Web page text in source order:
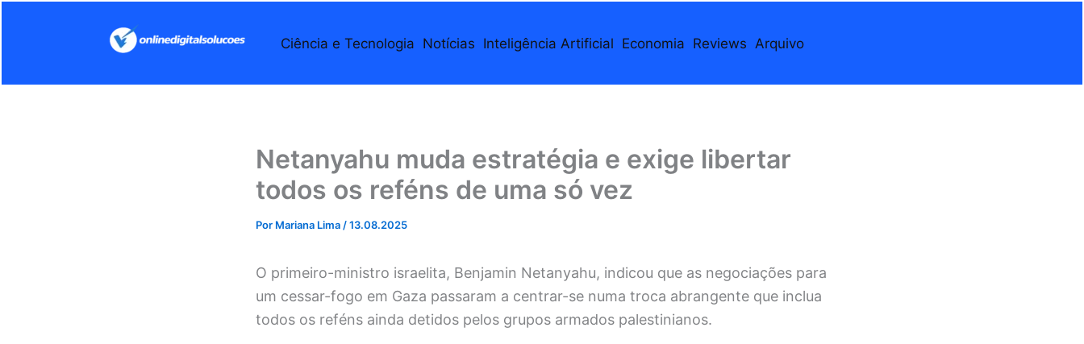
conteúdo
Ciência e Tecnologia Notícias Inteligência Artificial Economia Reviews Arquivo
Netanyahu muda estratégia e exige libertar
todos os reféns de uma só vez
Por Mariana Lima /13.08.2025
O primeiro-ministro israelita, Benjamin Netanyahu, indicou que as negociações para
um cessar-fogo em Gaza passaram a centrar-se numa troca abrangente que inclua
todos os reféns ainda detidos pelos grupos armados palestinianos.